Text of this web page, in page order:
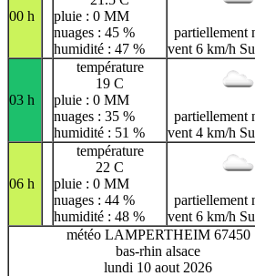
00 h
pluie : 0 MM
nuages : 45 %
humidité : 47 %
partiellement
vent 6 km/h
03 h
température
19 C
pluie : 0 MM
nuages : 35 %
humidité : 51 %
partiellement
vent 4 km/h
06 h
température
22 C
pluie : 0 MM
nuages : 44 %
humidité : 48 %
partiellement
vent 6 km/h
météo LAMPERTHEIM 67450
bas-rhin alsace
lundi 10 aout 2026